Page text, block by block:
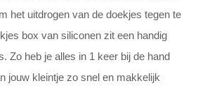
het uitdrogen van de doekjes tegen te
box van siliconen zit een handig
Zo heb je alles in 1 keer bij de hand
jouw kleintje zo snel en makkelijk